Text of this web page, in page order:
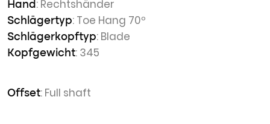
Hand : Rechtshänder
Schlägertyp: Toe Hang 70º
Schlägerkopftyp: Blade
Kopfgewicht: 345
Offset: Full shaft